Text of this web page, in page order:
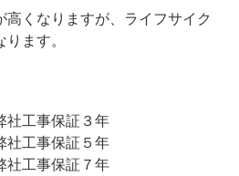
くなりますが、ライフサイク
ます。
事保証３年
事保証５年
工事保証７年